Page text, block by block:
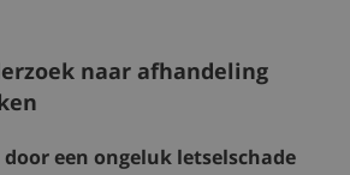
naar afhandeling
een ongeluk letselschade